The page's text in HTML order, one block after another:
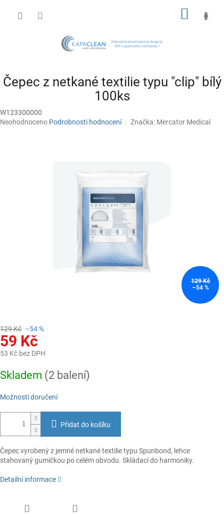
Čepec z netkané textilie typu "clip" bílý
100ks
W123300000
Průměrné
Neohodnoceno Podrobnosti hodnocení Značka: Mercator Medical
129 Kč
–54 %
129 Kč –54 %
59 Kč
53 Kč bez DPH
cena:
Skladem (2 balení)
Možnosti doručení
Přidat do košíku
Čepec vyrobený z jemné netkané textilie typu Spunbond, lehce
stahovaný gumičkou po celém obvodu. Skládací do harmoniky.
Detailní informace